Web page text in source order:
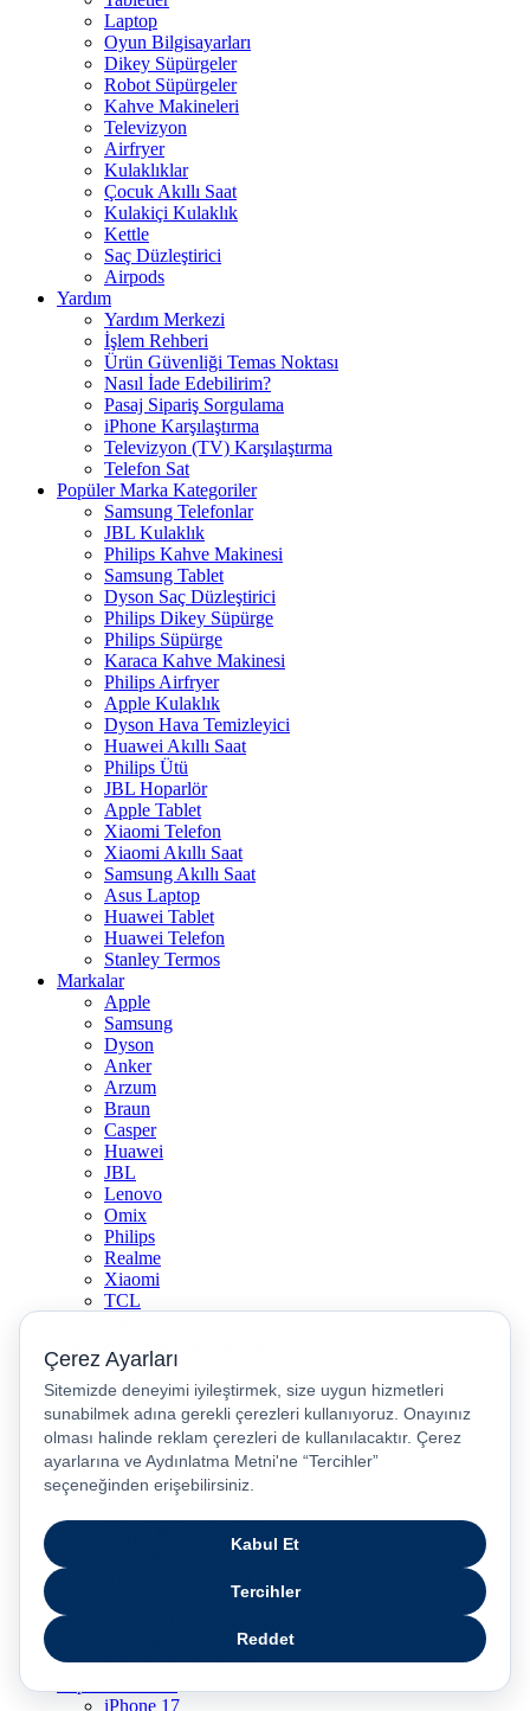
Laptop
Oyun Bilgisayarları
Dikey Süpürgeler
Robot Süpürgeler
Kahve Makineleri
Televizyon
Airfryer
Kulaklıklar
Çocuk Akıllı Saat
Kulakiçi Kulaklık
Kettle
Saç Düzleştirici
Airpods
Yardım
Yardım Merkezi
İşlem Rehberi
Ürün Güvenliği Temas Noktası
Nasıl İade Edebilirim?
Pasaj Sipariş Sorgulama
iPhone Karşılaştırma
Televizyon (TV) Karşılaştırma
Telefon Sat
Popüler Marka Kategoriler
Samsung Telefonlar
JBL Kulaklık
Philips Kahve Makinesi
Samsung Tablet
Dyson Saç Düzleştirici
Philips Dikey Süpürge
Philips Süpürge
Karaca Kahve Makinesi
Philips Airfryer
Apple Kulaklık
Dyson Hava Temizleyici
Huawei Akıllı Saat
Philips Ütü
JBL Hoparlör
Apple Tablet
Xiaomi Telefon
Xiaomi Akıllı Saat
Samsung Akıllı Saat
Asus Laptop
Huawei Tablet
Huawei Telefon
Stanley Termos
Markalar
Apple
Samsung
Dyson
Anker
Arzum
Braun
Casper
Huawei
JBL
Lenovo
Omix
Philips
Realme
Xiaomi
TCL
Apple Eğitim
Düğün ve Çeyiz Paketleri
Fırsatlar Pasajı
Pasaj Günleri
Uykusu Kaçanlar Kulübü
Sevgililer Günü Hediyeleri
Vergisiz Telefonlar
Karne Hediyeleri
Kurban Bayramı Kampanyası
Pasaj Ödeme Teklifleri
Taksitli Harikalar Diyarı
iPhone 17